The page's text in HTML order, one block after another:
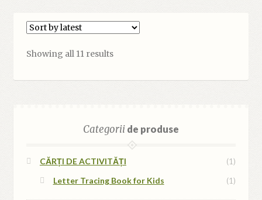
Showing all 11 resultsSorted
latest
Categoriide produse
CĂRȚI DE ACTIVITĂȚI
(1)
Letter Tracing Book for Kids
(1)